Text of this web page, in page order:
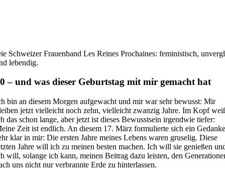
Schweizer Frauenband Les Reines Prochaines: feministisch,
lebendig.
– und was dieser Geburtstag mit mir gemacht hat
bin an diesem Morgen aufgewacht und mir war sehr bewusst: Mir
jetzt vielleicht noch zehn, vielleicht zwanzig Jahre. Im Kopf
das schon lange, aber jetzt ist dieses Bewusstsein irgendwie tiefer:
Zeit ist endlich. An diesem 17. März formulierte sich ein
klar in mir: Die ersten Jahre meines Lebens waren gruselig. Diese
Jahre will ich zu meinen besten machen. Ich will sie genießen
will, solange ich kann, meinen Beitrag dazu leisten, den
uns nicht nur verbrannte Erde zu hinterlassen.